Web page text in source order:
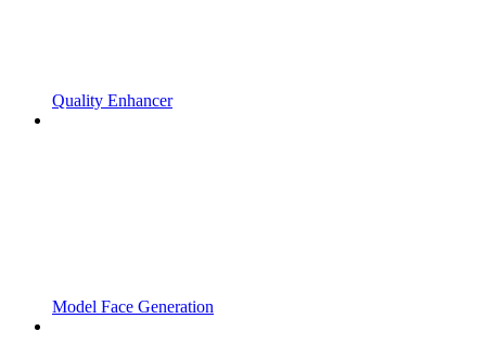
Quality Enhancer
Model Face Generation